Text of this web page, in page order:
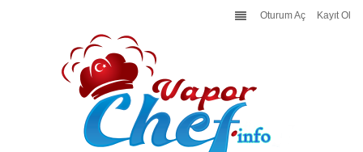
Oturum Aç Kayıt Ol